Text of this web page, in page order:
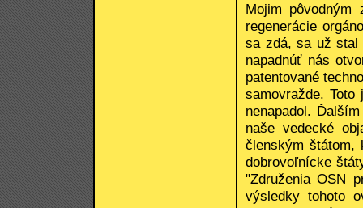
Mojim pôvodným
regenerácie
sa zdá, sa už stal
napadnúť nás
patentované
samovražde.
nenapadol.
naše vedecké
členským štátom,
dobrovoľnícke
"Združenia OSN
výsledky tohoto